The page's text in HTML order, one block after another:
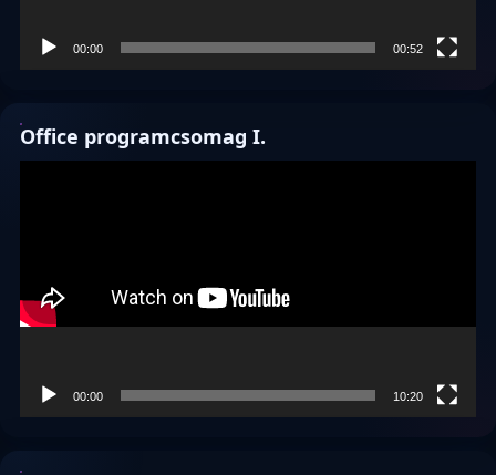
00:00 00:52
Office programcsomag I.
00:00 10:20